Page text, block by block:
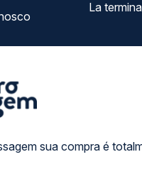
sua compra é